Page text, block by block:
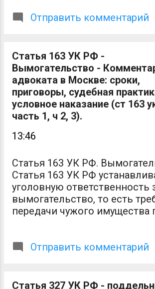
постановления Практика
Отправить комментарий
Статья 163 УК РФ -
Вымогательство -
адвоката в Москве: сроки,
приговоры, судебная
условное наказание (ст 163
часть 1, ч 2, 3).
13:46
Статья 163 УК РФ.
Статья 163 УК РФ
уголовную ответственность
вымогательство, то есть
передачи чужого имущества
вымогательство
принудительные работы,
Отправить комментарий
Статья 327 УК РФ -